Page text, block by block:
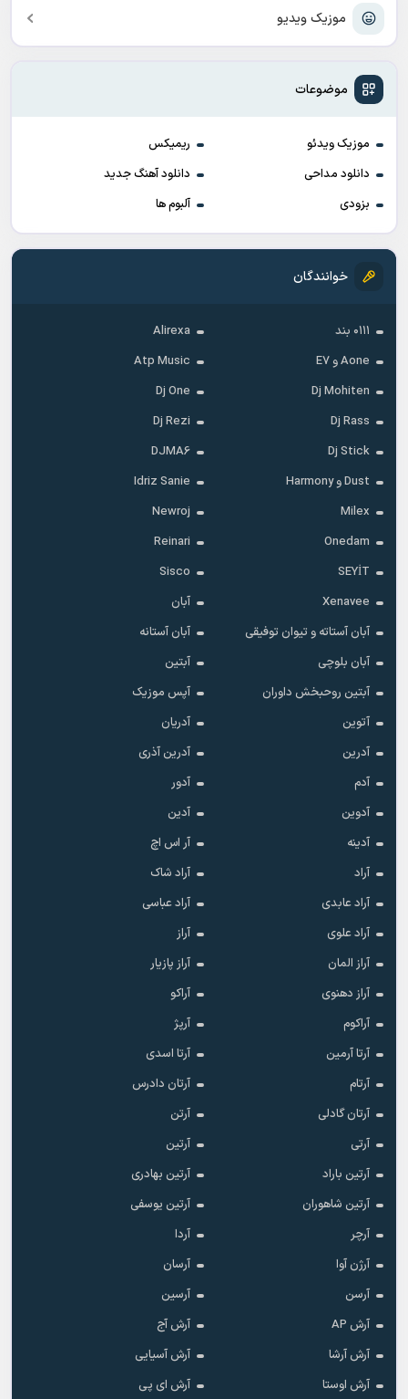
موزیک ویدیو
موضوعات
موزیک ویدئو
ریمیکس
دانلود مداحی
دانلود آهنگ جدید
بزودی
آلبوم ها
خوانندگان
۰۱۱۱ بند
Alirexa
Aone و E7
Atp Music
Dj Mohiten
Dj One
Dj Rass
Dj Rezi
Dj Stick
DJMA6
Dust و Harmony
Idriz Sanie
Milex
Newroj
Onedam
Reinari
SEYİT
Sisco
Xenavee
آبان
آبان آستاته و تیوان توفیقی
آبان آستانه
آبان بلوچی
آبتین
آبتین روحبخش داوران
آپس موزیک
آتوین
آدریان
آدرین
آدرین آذری
آدم
آدور
آدوین
آدین
آدینه
آر اس اچ
آراد
آراد شاک
آراد عابدی
آراد عباسی
آراد علوی
آراز
آراز المان
آراز پازیار
آراز دهنوی
آراکو
آراکوم
آرپژ
آرتا آرمین
آرتا اسدی
آرتام
آرتان دادرس
آرتان گادلی
آرتن
آرتی
آرتین
آرتین باراد
آرتین بهادری
آرتین شاهوران
آرتین یوسفی
آرچر
آردا
آرژن آوا
آرسان
آرسن
آرسین
آرش AP
آرش آج
آرش آرشا
آرش آسیایی
آرش اوستا
آرش ای پی